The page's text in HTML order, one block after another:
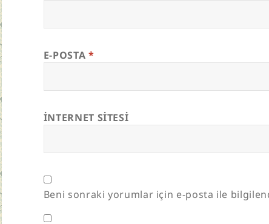
E-POSTA *
İNTERNET SITESI
Beni sonraki yorumlar için e-posta ile